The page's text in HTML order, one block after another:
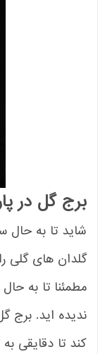
گل در
تا به حال
های گلی را
اید. برج گل
تا دقایقی به